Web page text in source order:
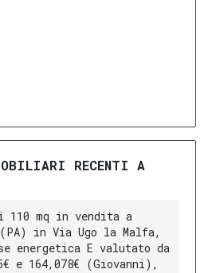
RECENTI A
110 mq in vendita a
in Via Ugo la Malfa,
energetica E valutato da
e 164,078€ (Giovanni),